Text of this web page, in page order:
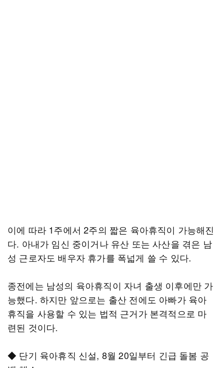
이에 따라 1주에서 2주의 짧은 육아휴직이 가능해진
다. 아내가 임신 중이거나 유산 또는 사산을 겪은 남
성 근로자도 배우자 휴가를 폭넓게 쓸 수 있다.
종전에는 남성의 육아휴직이 자녀 출생 이후에만 가
능했다. 하지만 앞으로는 출산 전에도 아빠가 육아
휴직을 사용할 수 있는 법적 근거가 본격적으로 마
련된 것이다.
◆ 단기 육아휴직 신설, 8월 20일부터 긴급 돌봄 공